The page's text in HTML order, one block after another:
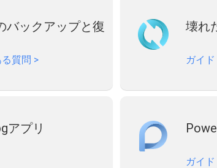
バックアップと復
質問 >
壊れ
ガイド
アプリ
ガイド